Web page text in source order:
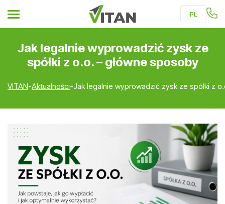
RU
UKR
PL
Jak legalnie wyprowadzić zysk ze
spółki z o.o. – główne sposoby
VITAN-Aktualności-Jak legalnie wyprowadzić zysk ze spółki z